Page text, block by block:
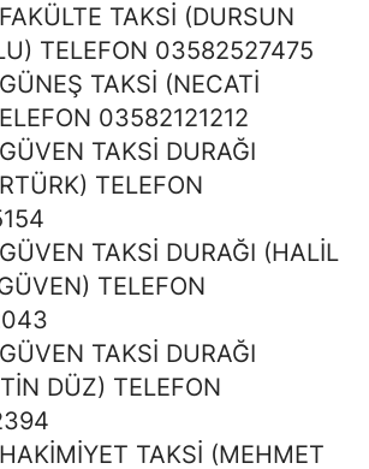
TAKSİ (DURSUN
TELEFON 03582527475
TAKSİ (NECATİ
03582121212
TAKSİ DURAĞI
TELEFON
TAKSİ DURAĞI (HALİL
TELEFON
TAKSİ DURAĞI
DÜZ) TELEFON
TAKSİ (MEHMET